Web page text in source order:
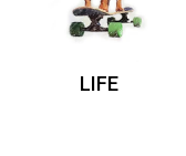
LIFE